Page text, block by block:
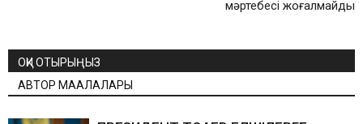
мәртебесі жоғалмайды
ОҚИ ОТЫРЫҢЫЗ
АВТОР МАҚАЛАЛАРЫ